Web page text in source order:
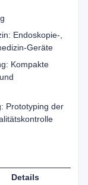
Details
Endoskopie-,
Geräte
Kompakte
Prototyping der